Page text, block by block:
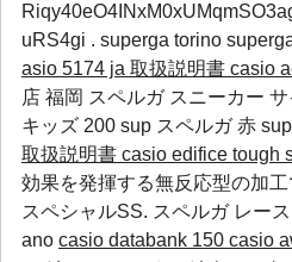
uRS4gi . superga torino
asio 5174 ja 取扱説明書 casio
店 福岡 スペルガ スニーカー
キッズ 200 sup スペルガ 赤
取扱説明書 casio edifice tough
効果を発揮する無反応型の加
スペシャルSS. スペルガ レース
ano casio databank 150 casio